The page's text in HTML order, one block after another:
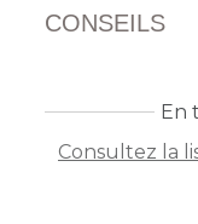
CONSEILS
En
Consultez la